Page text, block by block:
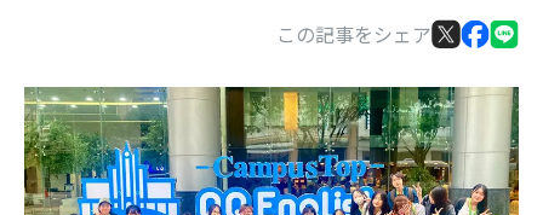
この記事をシェア